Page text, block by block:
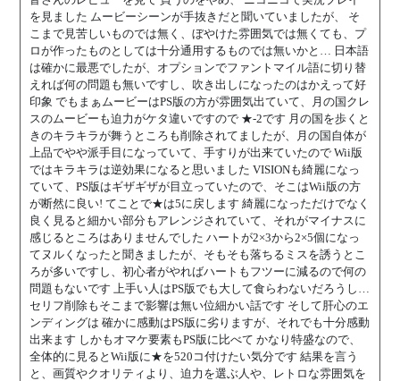
を見ました ムービーシーンが手抜きだと聞いていましたが、 そ
こまで見苦しいものでは無く、ぼやけた雰囲気では無くても、プ
ロが作ったものとしては十分通用するものでは無いかと… 日本語
は確かに最悪でしたが、オプションでファントマイル語に切り替
えれば何の問題も無いですし、吹き出しになったのはかえって好
印象 でもまぁムービーはPS版の方が雰囲気出ていて、月の国クレ
スのムービーも迫力がケタ違いですので ★-2です 月の国を歩くと
きのキラキラが舞うところも削除されてましたが、月の国自体が
上品でやや派手目になっていて、手すりが出来ていたので Wii版
ではキラキラは逆効果になると思いました VISIONも綺麗になっ
ていて、PS版はギザギザが目立っていたので、そこはWii版の方
が断然に良い! てことで★は5に戻します 綺麗になっただけでなく
良く見ると細かい部分もアレンジされていて、それがマイナスに
感じるところはありませんでした ハートが2×3から2×5個になっ
てヌルくなったと聞きましたが、そもそも落ちるミスを誘うとこ
ろが多いですし、初心者がやればハートもフツーに減るので何の
問題もないです 上手い人はPS版でも大して食らわないだろうし…
セリフ削除もそこまで影響は無い位細かい話です そして肝心のエ
ンディングは 確かに感動はPS版に劣りますが、それでも十分感動
出来ます しかもオマケ要素もPS版に比べて かなり特盛なので、
全体的に見るとWii版に★を520コ付けたい気分です 結果を言う
と、画質やクオリティより、迫力を選ぶ人や、レトロな雰囲気を